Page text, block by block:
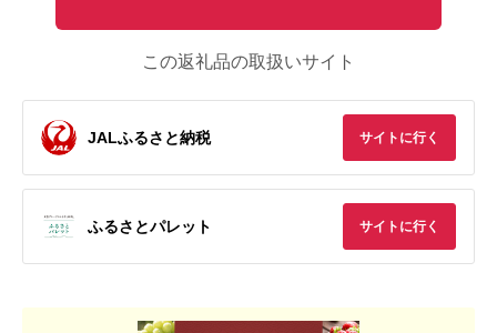
この返礼品の取扱いサイト
JALふるさと納税 サイトに行く
ふるさとパレット サイトに行く